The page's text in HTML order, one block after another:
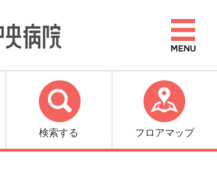
検索する フロアマップ